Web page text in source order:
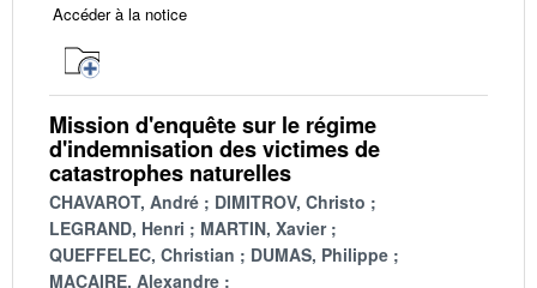
Accéder à la notice
Mission d'enquête sur le régime
d'indemnisation des victimes de
catastrophes naturelles
CHAVAROT, André
DIMITROV, Christo
LEGRAND, Henri
MARTIN, Xavier
QUEFFELEC, Christian
DUMAS, Philippe
MACAIRE, Alexandre